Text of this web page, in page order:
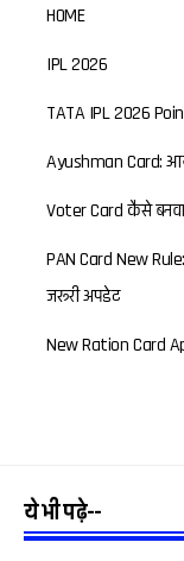
HOME
IPL 2026
TATA IPL 2026
Ayushman Card:
Voter Card कैसे
PAN Card New
जरूरी अपडेट
New Ration Card
ये भी पढ़े--